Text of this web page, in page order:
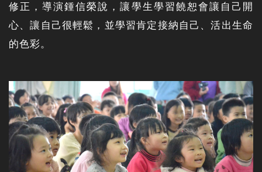
修正，導演鍾信榮說，讓學生學習饒恕會讓自己開
心、讓自己很輕鬆，並學習肯定接納自己、活出生命
的色彩。